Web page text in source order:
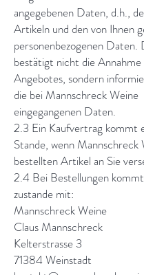
angegebenen Daten, d.h.,
Artikeln und den von Ihnen
personenbezogenen
bestätigt nicht die Annahme
Angebotes, sondern
die bei Mannschreck Weine
eingegangenen Daten.
2.3 Ein Kaufvertrag kommt
Stande, wenn Mannschreck
bestellten Artikel an Sie
2.4 Bei Bestellungen
zustande mit:
Mannschreck Weine
Claus Mannschreck
Kelterstrasse 3
71384 Weinstadt